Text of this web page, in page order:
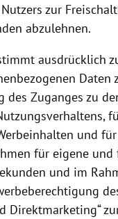
zur
abzulehnen.
ausdrücklich
Daten
des Zuganges zu
und
für eigene und
und im
Direktmarketing“